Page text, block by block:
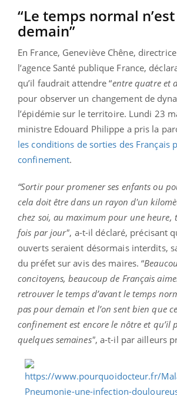
“Le temps normal
demain”
En France, Geneviève Chêne,
l’agence Santé publique France,
qu’il faudrait attendre “entre quatre et
pour observer un changement de
l’épidémie sur le territoire. Lundi 23
ministre Edouard Philippe a pris la
les conditions de sorties des Français
confinement.
“Sortir pour promener ses enfants ou
cela doit être dans un rayon d'un
chez soi, au maximum pour une heure,
fois par jour", a-t-il déclaré, précisant
ouverts seraient désormais interdits,
du préfet sur avis des maires. “
concitoyens, beaucoup de Français
retrouver le temps d’avant le temps
pas pour demain et l’on sent bien que
confinement est encore le nôtre et qu’il
quelques semaines", a-t-il par ailleurs